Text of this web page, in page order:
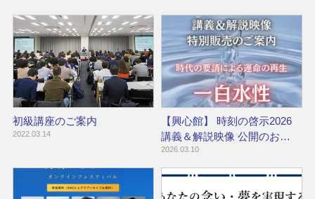
初級講座のご案内
2022.03.14
【興心館】 時刻の啓示2026
講義＆解説映像 公開のお…
2026.03.10